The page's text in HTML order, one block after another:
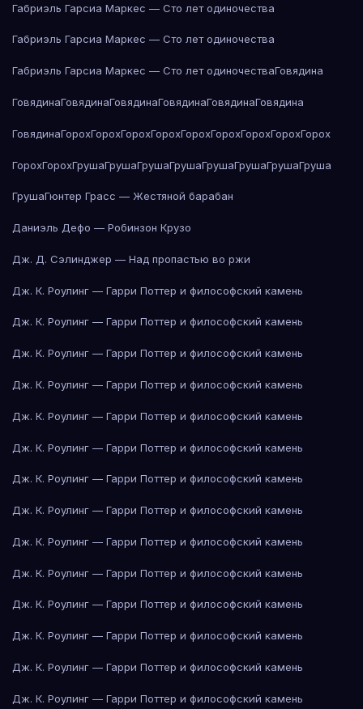
Габриэль Гарсиа Маркес — Сто лет одиночества
Габриэль Гарсиа Маркес — Сто лет одиночества
Габриэль Гарсиа Маркес — Сто лет одиночестваГовядина
ГовядинаГовядинаГовядинаГовядинаГовядинаГовядина
ГовядинаГорохГорохГорохГорохГорохГорохГорохГорохГорох
ГорохГорохГрушаГрушаГрушаГрушаГрушаГрушаГрушаГруша
ГрушаГюнтер Грасс — Жестяной барабан
Даниэль Дефо — Робинзон Крузо
Дж. Д. Сэлинджер — Над пропастью во ржи
Дж. К. Роулинг — Гарри Поттер и философский камень
Дж. К. Роулинг — Гарри Поттер и философский камень
Дж. К. Роулинг — Гарри Поттер и философский камень
Дж. К. Роулинг — Гарри Поттер и философский камень
Дж. К. Роулинг — Гарри Поттер и философский камень
Дж. К. Роулинг — Гарри Поттер и философский камень
Дж. К. Роулинг — Гарри Поттер и философский камень
Дж. К. Роулинг — Гарри Поттер и философский камень
Дж. К. Роулинг — Гарри Поттер и философский камень
Дж. К. Роулинг — Гарри Поттер и философский камень
Дж. К. Роулинг — Гарри Поттер и философский камень
Дж. К. Роулинг — Гарри Поттер и философский камень
Дж. К. Роулинг — Гарри Поттер и философский камень
Дж. К. Роулинг — Гарри Поттер и философский камень